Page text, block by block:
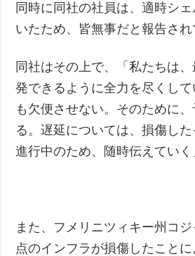
同時に同社の社員は、適時シ
いたため、皆無事だと報告され
同社はその上で、「私たちは
発できるように全力を尽くし
も欠便させない。そのために
る。遅延については、損傷し
進行中のため、随時伝えていく
また、フメリニツィキー州コ
点のインフラが損傷したこと